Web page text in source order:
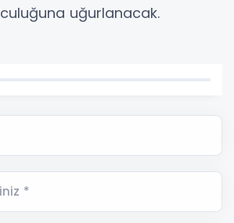
uğurlanacak.
*